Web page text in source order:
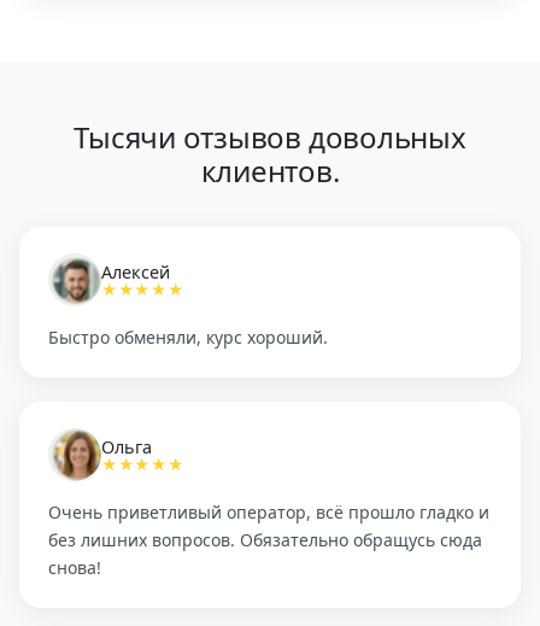
Тысячи отзывов довольных
клиентов.
Алексей
★★★★★
Быстро обменяли, курс хороший.
Ольга
★★★★★
Очень приветливый оператор, всё прошло гладко и
без лишних вопросов. Обязательно обращусь сюда
снова!